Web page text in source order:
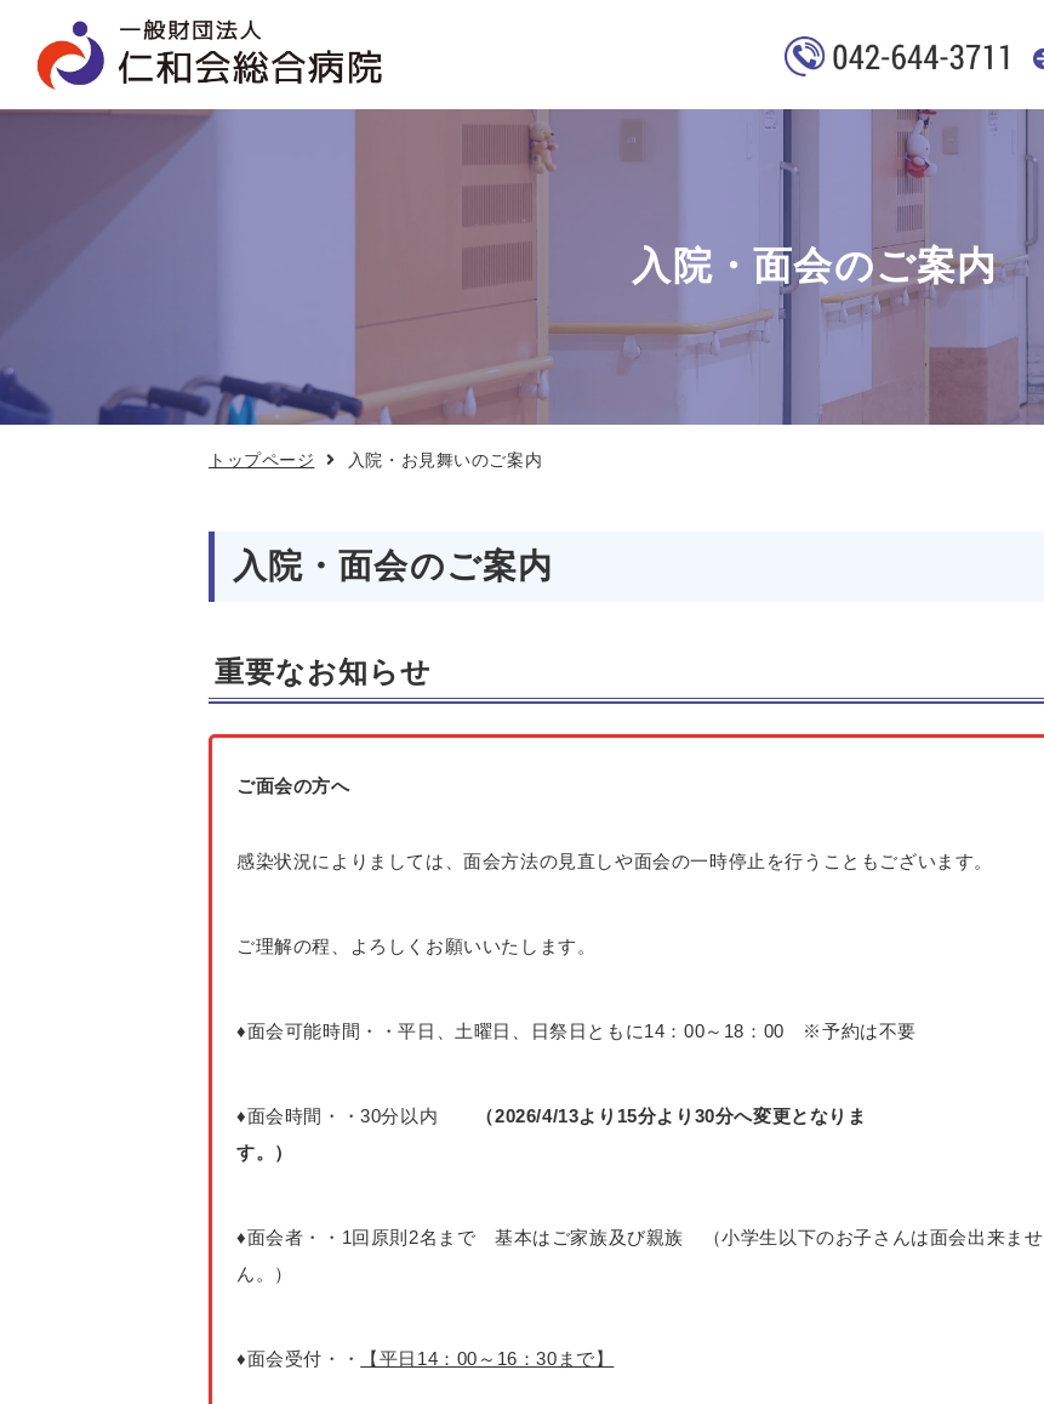
舞
入院・面会のご案内
トップページ 入院・お見舞いのご案内
入院・面会のご案内
重要なお知らせ
ご面会の方へ
感染状況によりましては、面会方法の見直しや面会の一時停止を行うこともございます。
ご理解の程、よろしくお願いいたします。
♦面会可能時間・・平日、土曜日、日祭日ともに14：00～18：00 ※予約は不要
♦面会時間・・30分以内 （2026/4/13より15分より30分へ変更となりま
す。）
♦面会者・・1回原則2名まで 基本はご家族及び親族 （小学生以下のお子さんは面会出来ませ
ん。）
♦面会受付・・ 【平日14：00～16：30まで】